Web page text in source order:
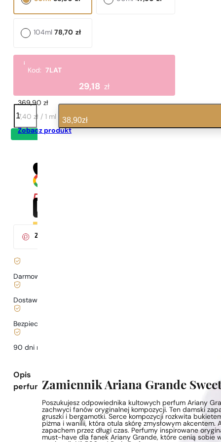
Podobne nuty zapachowe
369,90zł
7,40 zł / 1 ml
Zobacz produkt
78,70 zł
104ml
i
Kod:7LAT
29,18 zł
ilość
N°
590
38,90zł
Za zakup tego produktu
Darmowa dostawa już
Dostawa już
Bezpieczne zakupy i płatności
90 dni na
Opis
perfum Zamiennik Ariana Grande
Poszukujesz odpowiednika kultowych perfum Ariany
zachwyci fanów oryginalnej kompozycji. Ten damski
gruszki i bergamotki. Serce kompozycji rozkwita
piżma i wanilii, która otula skórę zmysłowym
zapachem przez długi czas. Perfumy inspirowane
must-have dla fanek Ariany Grande, które cenią sobie